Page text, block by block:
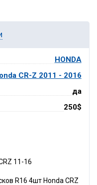
HONDA
CR-Z 2011 - 2016
да
250$
11-16
R16 4шт Honda CRZ